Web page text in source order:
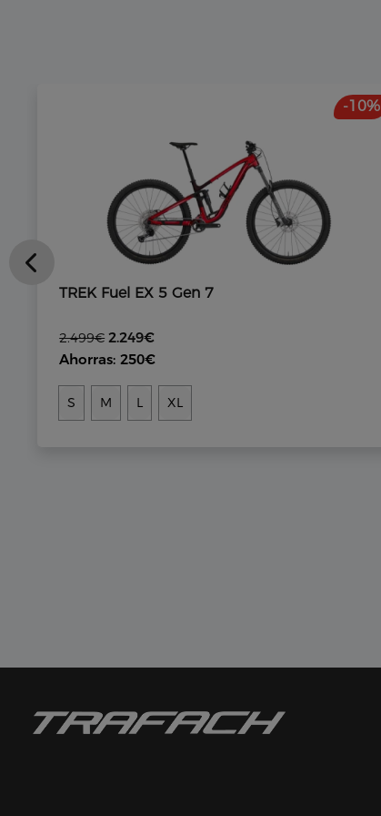
-10%
TREK Fuel EX 5 Gen 7
2.499€ 2.249€
Ahorras: 250€
S M L XL